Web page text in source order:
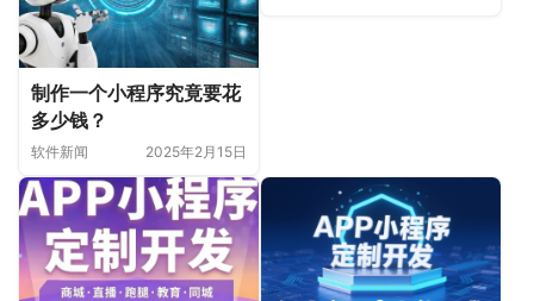
制作一个小程序究竟要花
多少钱？
软件新闻 2025年2月15日